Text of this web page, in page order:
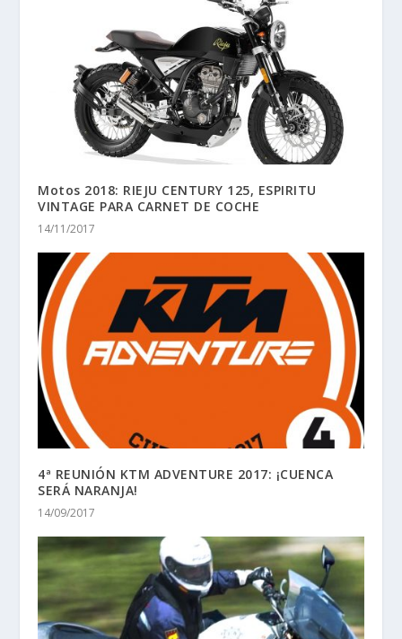
Motos 2018: RIEJU CENTURY 125, ESPIRITU
VINTAGE PARA CARNET DE COCHE
14/11/2017
4ª REUNIÓN KTM ADVENTURE 2017: ¡CUENCA
SERÁ NARANJA!
14/09/2017